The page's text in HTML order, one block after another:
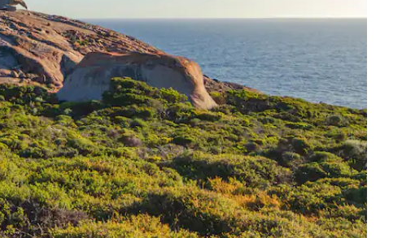
de flecha hacia arriba y hacia abajo o explora con el tacto o desliza el dedo.